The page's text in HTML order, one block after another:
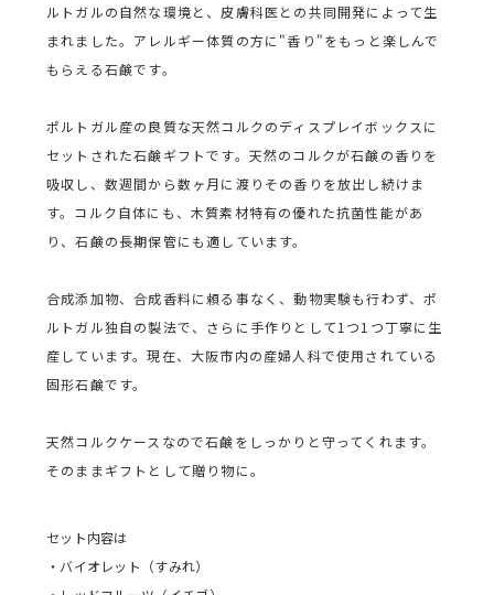
ルトガルの自然な環境と、皮膚科医との共同開発によって生
まれました。アレルギー体質の方に"香り"をもっと楽しんで
もらえる石鹸です。
ポルトガル産の良質な天然コルクのディスプレイボックスに
セットされた石鹸ギフトです。天然のコルクが石鹸の香りを
吸収し、数週間から数ヶ月に渡りその香りを放出し続けま
す。コルク自体にも、木質素材特有の優れた抗菌性能があ
り、石鹸の長期保管にも適しています。
合成添加物、合成香料に頼る事なく、動物実験も行わず、ポ
ルトガル独自の製法で、さらに手作りとして1つ1つ丁寧に生
産しています。現在、大阪市内の産婦人科で使用されている
固形石鹸です。
天然コルクケースなので石鹸をしっかりと守ってくれます。
そのままギフトとして贈り物に。
セット内容は
・バイオレット（すみれ）